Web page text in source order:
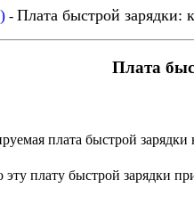
- Плата быстрой зарядки:
Плата
плата быстрой
плату быстрой зарядки